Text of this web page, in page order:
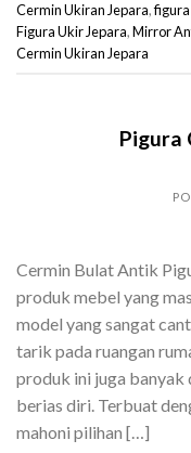
Cermin Ukiran Jepara,
Figura Ukir Jepara,Mirror
Cermin Ukiran Jepara
Pigura
Cermin Bulat Antik
produk mebel yang
model yang sangat
tarik pada ruangan
produk ini juga banyak
berias diri. Terbuat
mahoni pilihan […]